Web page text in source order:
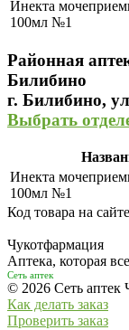
Инекта
100мл №1
Районная
Билибино
г. Билибино,
Выбрать
Инекта
100мл №1
Код товара на
Чукотфармация
Аптека, которая
Сеть аптек
© 2026 Сеть аптек
Как делать заказ
Проверить заказ